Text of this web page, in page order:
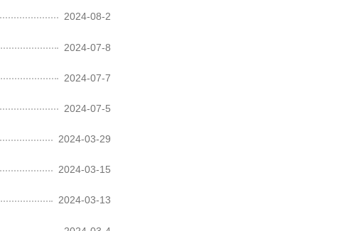
2024-08-2
2024-07-8
2024-07-7
2024-07-5
2024-03-29
2024-03-15
2024-03-13